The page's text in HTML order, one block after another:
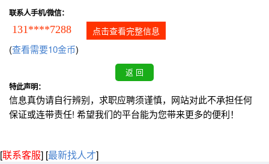
联系人手机/微信：
131****7288 点击查看完整信息
(查看需要10金币)
特此声明：
信息真伪请自行辨别，求职应聘须谨慎，网站对此不承担任何
保证或连带责任! 希望我们的平台能为您带来更多的便利！
[联系客服] [最新找人才]